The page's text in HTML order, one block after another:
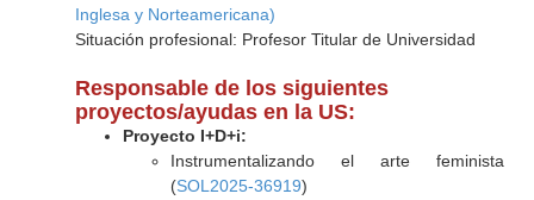
Inglesa y Norteamericana)
Situación profesional: Profesor Titular de Universidad
Responsable de los siguientes
proyectos/ayudas en la US:
Proyecto I+D+i:
Instrumentalizando el arte feminista
(SOL2025-36919)